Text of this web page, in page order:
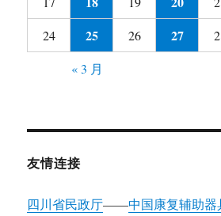
24
25 26 27
« 3 月
友情连接
四川省民政厅——中国康复辅助器